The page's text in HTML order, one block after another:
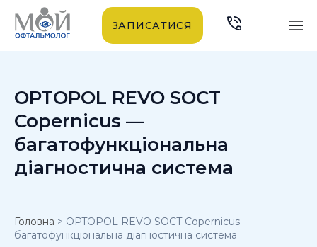
ЗАПИСАТИСЯ
OPTOPOL REVO SOCT
Copernicus —
багатофункціональна
діагностична система
Головна > OPTOPOL REVO SOCT Copernicus —
багатофункціональна діагностична система